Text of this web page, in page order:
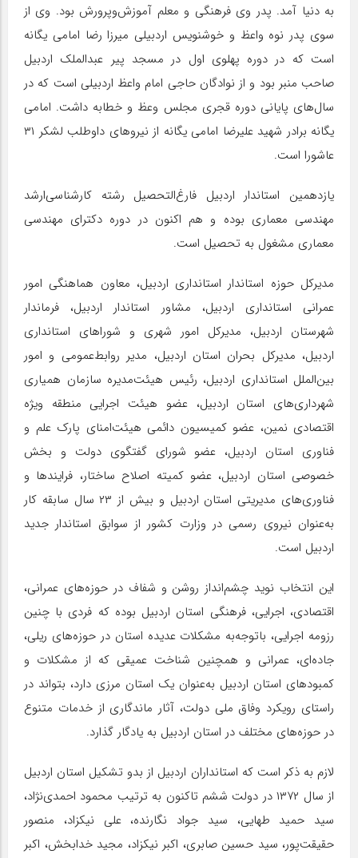
به دنیا آمد. پدر وی فرهنگی و معلم آموزش‌وپرورش بود. وی از
سوی پدر نوه واعظ و خوشنویس اردبیلی میرزا رضا امامی یگانه
است که در دوره پهلوی اول در مسجد پیر عبدالملک اردبیل
صاحب منبر بود و از نوادگان حاجی امام واعظ اردبیلی است که در
سال‌های پایانی دوره قجری مجلس وعظ و خطابه داشت. امامی
یگانه برادر شهید علیرضا امامی یگانه از نیروهای داوطلب لشکر ۳۱
عاشورا است.
یازدهمین استاندار اردبیل فارغ‌التحصیل رشته کارشناسی‌ارشد
مهندسی معماری بوده و هم اکنون در دوره دکترای مهندسی
معماری مشغول به تحصیل است.
مدیرکل حوزه استاندار استانداری اردبیل، معاون هماهنگی امور
عمرانی استانداری اردبیل، مشاور استاندار اردبیل، فرماندار
شهرستان اردبیل، مدیرکل امور شهری و شوراهای استانداری
اردبیل، مدیرکل بحران استان اردبیل، مدیر روابط‌عمومی و امور
بین‌الملل استانداری اردبیل، رئیس هیئت‌مدیره سازمان همیاری
شهرداری‌های استان اردبیل، عضو هیئت اجرایی منطقه ویژه
اقتصادی نمین، عضو کمیسیون دائمی هیئت‌امنای پارک علم و
فناوری استان اردبیل، عضو شورای گفتگوی دولت و بخش
خصوصی استان اردبیل، عضو کمیته اصلاح ساختار، فرایندها و
فناوری‌های مدیریتی استان اردبیل و بیش از ۲۳ سال سابقه کار
به‌عنوان نیروی رسمی در وزارت کشور از سوابق استاندار جدید
اردبیل است.
این انتخاب نوید چشم‌انداز روشن و شفاف در حوزه‌های عمرانی،
اقتصادی، اجرایی، فرهنگی استان اردبیل بوده که فردی با چنین
رزومه اجرایی، باتوجه‌به مشکلات عدیده استان در حوزه‌های ریلی،
جاده‌ای، عمرانی و همچنین شناخت عمیقی که از مشکلات و
کمبودهای استان اردبیل به‌عنوان یک استان مرزی دارد، بتواند در
راستای رویکرد وفاق ملی دولت، آثار ماندگاری از خدمات متنوع
در حوزه‌های مختلف در استان اردبیل به یادگار گذارد.
لازم به ذکر است که استانداران اردبیل از بدو تشکیل استان اردبیل
از سال ۱۳۷۲ در دولت ششم تاکنون به ترتیب محمود احمدی‌نژاد،
سید حمید طهایی، سید جواد نگارنده، علی نیکزاد، منصور
حقیقت‌پور، سید حسین صابری، اکبر نیکزاد، مجید خدابخش، اکبر